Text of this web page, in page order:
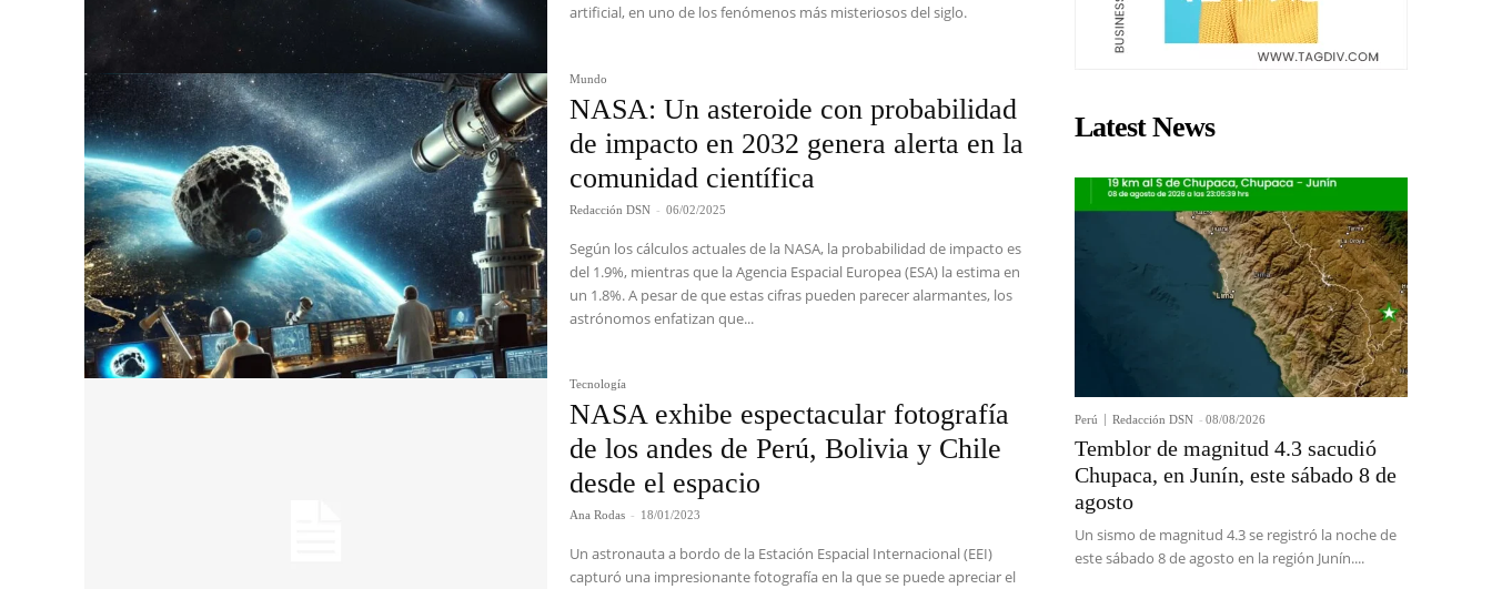
artificial, en uno de los fenómenos más misteriosos del siglo.
Mundo
NASA: Un asteroide con probabilidad
de impacto en 2032 genera alerta en la
comunidad científica
Redacción DSN - 06/02/2025
Según los cálculos actuales de la NASA, la probabilidad de impacto es
del 1.9%, mientras que la Agencia Espacial Europea (ESA) la estima en
un 1.8%. A pesar de que estas cifras pueden parecer alarmantes, los
astrónomos enfatizan que...
Tecnología
NASA exhibe espectacular fotografía
de los andes de Perú, Bolivia y Chile
desde el espacio
Ana Rodas - 18/01/2023
Un astronauta a bordo de la Estación Espacial Internacional (EEI)
capturó una impresionante fotografía en la que se puede apreciar el
Latest News
Perú Redacción DSN - 08/08/2026
Temblor de magnitud 4.3 sacudió
Chupaca, en Junín, este sábado 8 de
agosto
Un sismo de magnitud 4.3 se registró la noche de
este sábado 8 de agosto en la región Junín....